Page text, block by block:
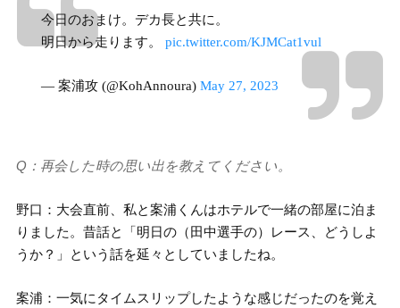
今日のおまけ。デカ長と共に。
明日から走ります。 pic.twitter.com/KJMCat1vul
— 案浦攻 (@KohAnnoura) May 27, 2023
Q：再会した時の思い出を教えてください。
野口：大会直前、私と案浦くんはホテルで一緒の部屋に泊ま
りました。昔話と「明日の（田中選手の）レース、どうしよ
うか？」という話を延々としていましたね。
案浦：一気にタイムスリップしたような感じだったのを覚え